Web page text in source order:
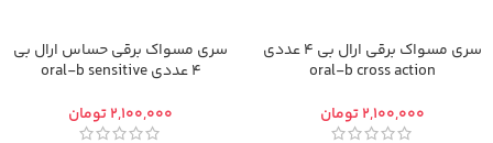
سری مسواک برقی ارال بی 4 عددی
oral-b cross action
تومان
سری مسواک برقی حساس ارال بی
4 عددی oral-b sensitive
تومان